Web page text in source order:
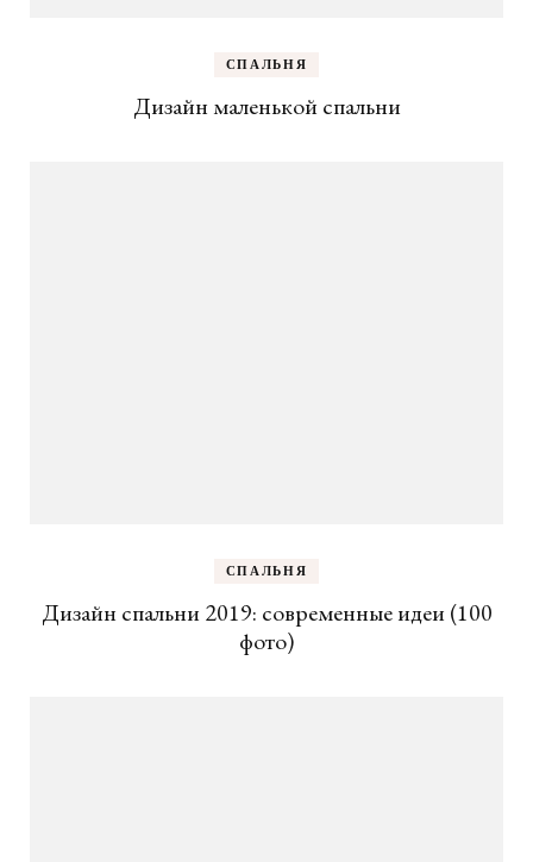
СПАЛЬНЯ
Дизайн маленькой спальни
СПАЛЬНЯ
Дизайн спальни 2019: современные идеи (100
фото)